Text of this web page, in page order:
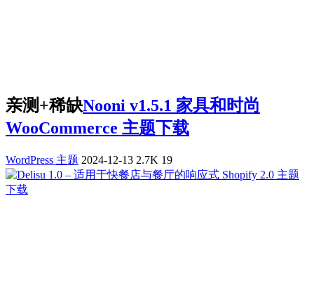
亲测+稀缺Nooni v1.5.1 家具和时尚
WooCommerce 主题下载
WordPress 主题 2024-12-13 2.7K 19